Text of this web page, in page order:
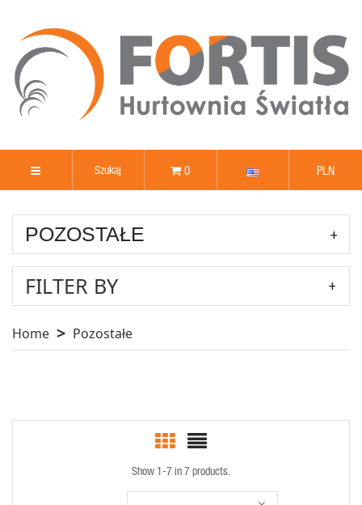
0 PLN
POZOSTAŁE
FILTER BY
Home Pozostałe
Show 1-7 in 7 products.